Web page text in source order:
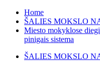
Home
ŠALIES MOKSLO
Miesto mokyklose
pinigais sistema
ŠALIES MOKSLO